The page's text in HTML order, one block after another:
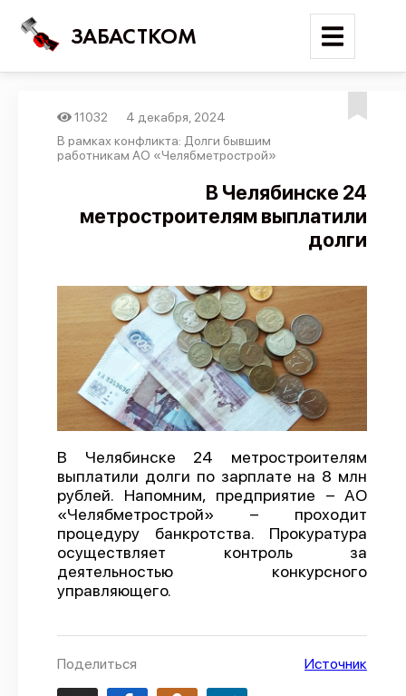
ЗАБАСТКОМ
Войти
Поиск
Новости
Отчеты
Предложить публикацию
Справочник
API
О проекте
Политика конфиденциальности
11032
4 декабря, 2024
В рамках конфликта: Долги бывшим
работникам АО «Челябметрострой»
В Челябинске 24
метростроителям выплатили
долги
В Челябинске 24 метростроителям
выплатили долги по зарплате на 8 млн
рублей. Напомним, предприятие – АО
«Челябметрострой» – проходит
процедуру банкротства. Прокуратура
осуществляет контроль за
деятельностью конкурсного
управляющего.
Поделиться Источник